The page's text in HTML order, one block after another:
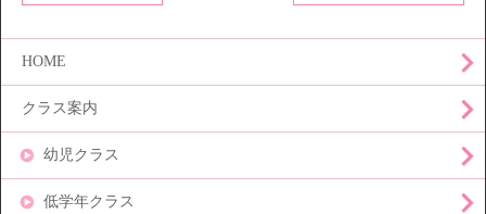
HOME
クラス案内
幼児クラス
低学年クラス